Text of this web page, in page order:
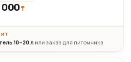
000₸
10–20 л или заказ для питомника